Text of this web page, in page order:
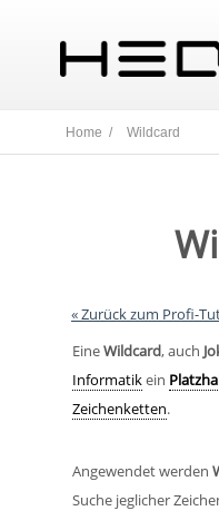
Home / Wildcard
« Zurück zum Profi-
EineWildcard, auch
Informatikein
Zeichenketten.
Angewendet werden
Suche jeglicher